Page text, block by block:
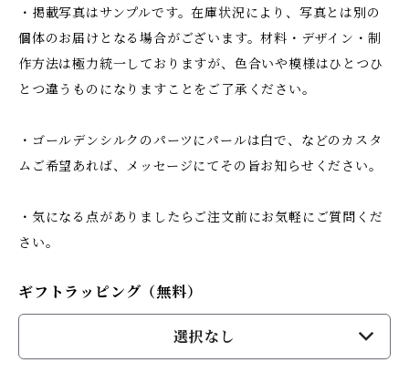
・掲載写真はサンプルです。在庫状況により、写真とは別の
個体のお届けとなる場合がございます。材料・デザイン・制
作方法は極力統一しておりますが、色合いや模様はひとつひ
とつ違うものになりますことをご了承ください。
・ゴールデンシルクのパーツにパールは白で、などのカスタ
ムご希望あれば、メッセージにてその旨お知らせください。
・気になる点がありましたらご注文前にお気軽にご質問くだ
さい。
ギフトラッピング（無料）
選択なし